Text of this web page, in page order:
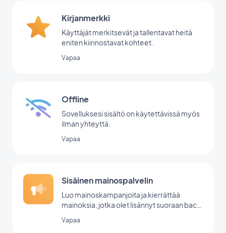
Kirjanmerkki
Käyttäjät merkitsevät ja tallentavat heitä
eniten kiinnostavat kohteet.
Vapaa
Offline
Sovelluksesi sisältö on käytettävissä myös
ilman yhteyttä.
Vapaa
Sisäinen mainospalvelin
Luo mainoskampanjoita ja kierrättää
mainoksia, jotka olet lisännyt suoraan back
Vapaa